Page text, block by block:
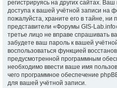
регистрируясь на других сайтах.
доступа к вашей учётной записи на
пожалуйста, храните его в тайне, ни
представители «Форумы GIS-
третье лицо не вправе спрашивать
забудете ваш пароль к вашей
воспользоваться функцией
предусмотренной программным
необходимо ввести ваше имя
чего программное обеспечение
для вашей учётной записи.